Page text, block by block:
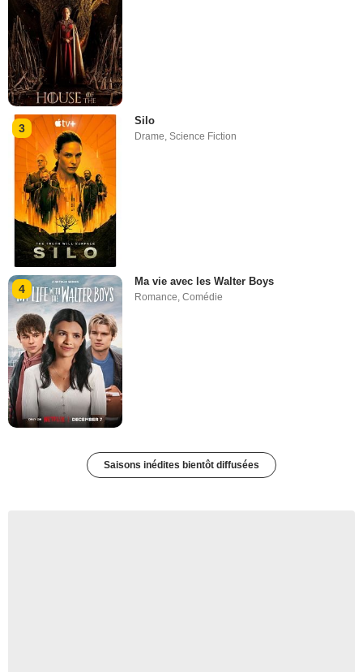
3
Silo
Drame ,Science Fiction
4
Ma vie avec les Walter Boys
Romance,Comédie
Saisons inédites bientôt diffusées